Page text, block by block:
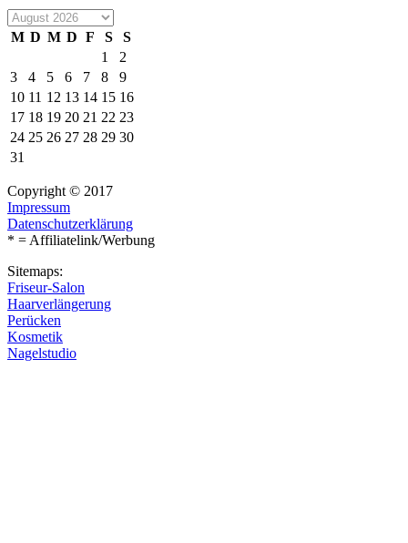
M D M D F S
S
1
2
3
4 5 6 7 8
9
10 11 12 13 14 15 16
17 18 19 20 21 22 23
24 25 26 27 28 29 30
31
Copyright © 2017
Impressum
Datenschutzerklärung
* = Affiliatelink/Werbung
Sitemaps:
Friseur-Salon
Haarverlängerung
Perücken
Kosmetik
Nagelstudio